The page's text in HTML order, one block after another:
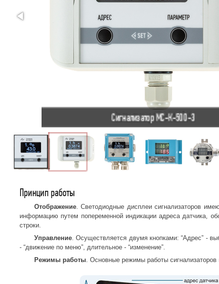
Сигнализатор МС-К-500-3
Принцип работы
Отображение. Светодиодные дисплеи сигнализаторов
информацию путем попеременной индикации адреса датчика,
строки.
Управление. Осуществляется двумя кнопками: “Адрес” -
- “движение по меню”, длительное - “изменение”.
Режимы работы. Основные режимы работы сигнализаторов